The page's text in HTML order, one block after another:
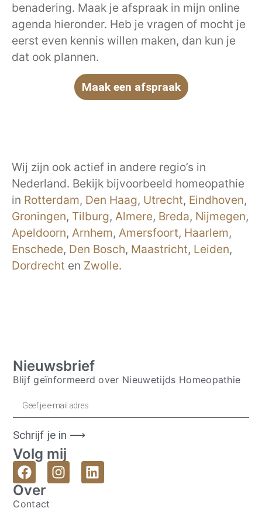
benadering. Maak je afspraak in mijn online
agenda hieronder. Heb je vragen of mocht je
eerst even kennis willen maken, dan kun je
dat ook plannen.
Maak een afspraak
Wij zijn ook actief in andere regio’s in
Nederland. Bekijk bijvoorbeeld homeopathie
in Rotterdam, Den Haag, Utrecht, Eindhoven,
Groningen, Tilburg, Almere, Breda, Nijmegen,
Apeldoorn, Arnhem, Amersfoort, Haarlem,
Enschede, Den Bosch, Maastricht, Leiden,
Dordrecht en Zwolle.
Nieuwsbrief
Blijf geïnformeerd over Nieuwetijds Homeopathie
Schrijf je in ⟶
Volg mij
Over
Contact